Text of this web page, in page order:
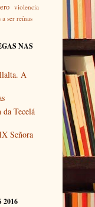
violencia
a ser reínas
NAS
A
da Tecelá
Señora